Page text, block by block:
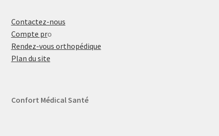
Contactez-nous
Compte pro
Rendez-vous orthopédique
Plan du site
Confort Médical Santé